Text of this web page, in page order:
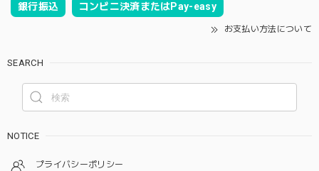
銀行振込 コンビニ決済またはPay-easy
お支払い方法について
SEARCH
NOTICE
プライバシーポリシー